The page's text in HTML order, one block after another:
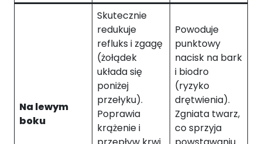
Na lewym
boku
Skutecznie
redukuje
refluks i zgagę
(żołądek
układa się
poniżej
przełyku).
Poprawia
krążenie i
Powoduje
punktowy
nacisk na bark
i biodro
(ryzyko
drętwienia).
Zgniata twarz,
co sprzyja
z
w
a